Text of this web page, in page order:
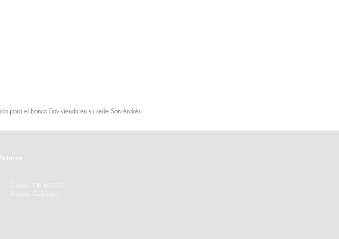
para el banco Davivienda en su sede San Andrés.
Carrera 70B #63D-29
Bogotá, Colombia